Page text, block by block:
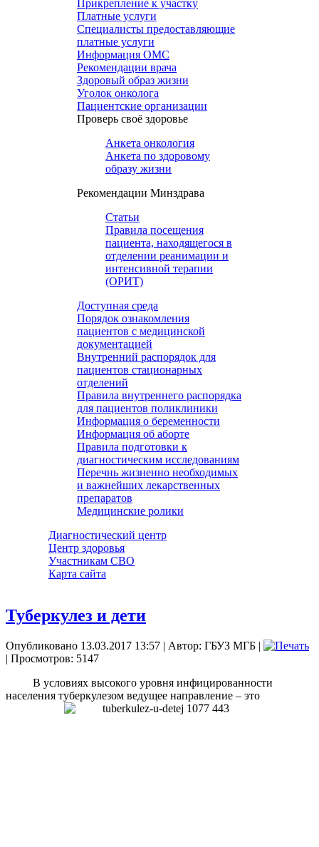
Прикрепление к участку
Платные услуги
Специалисты предоставляющие
платные услуги
Информация ОМС
Рекомендации врача
Здоровый образ жизни
Уголок онколога
Пациентские организации
Проверь своё здоровье
Анкета онкология
Анкета по здоровому
образу жизни
Рекомендации Минздрава
Статьи
Правила посещения
пациента, находящегося в
отделении реанимации и
интенсивной терапии
(ОРИТ)
Доступная среда
Порядок ознакомления
пациентов с медицинской
документацией
Внутренний распорядок для
пациентов стационарных
отделений
Правила внутреннего распорядка
для пациентов поликлиники
Информация о беременности
Информация об аборте
Правила подготовки к
диагностическим исследованиям
Перечнь жизненно необходимых
и важнейших лекарственных
препаратов
Медицинские ролики
Диагностический центр
Центр здоровья
Участникам СВО
Карта сайта
Туберкулез и дети
Опубликовано 13.03.2017 13:57 | Автор: ГБУЗ МГБ |
| Просмотров: 5147
В условиях высокого уровня инфицированности
населения туберкулезом ведущее направление – это